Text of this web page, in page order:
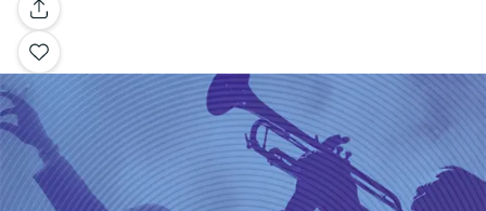
Galerie